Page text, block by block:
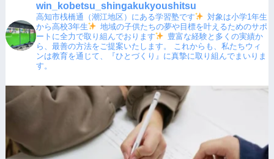
win_kobetsu_shingakukyoushitsu
高知市桟橋通（潮江地区）にある学習塾です
対象は小学1年生
から高校3年生
地域の子供たちの夢や目標を叶えるためのサポ
ートに全力で取り組んでおります
豊富な経験と多くの実績か
ら、最善の方法をご提案いたします。
これからも、私たちウィ
ンは教育を通じて、『ひとづくり』に真摯に取り組んでまいりま
す。